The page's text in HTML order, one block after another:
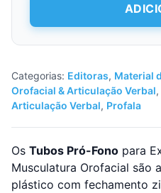
para
Musculatura
Orofacial
(Nível
4)
Categorias: Editoras, Material
Orofacial & Articulação Verbal,
Articulação Verbal, Profala
Os Tubos Pró-Fono para
Musculatura Orofacial são
plástico com fechamento